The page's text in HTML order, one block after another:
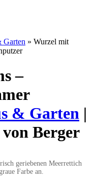
Garten » Wurzel mit
–
& Garten |
Berger
geriebenen Meerrettich
Farbe an.